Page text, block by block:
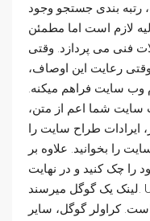
شده، رتبه بندی جستجو وجود
لازم است اما مطمئن
فنی می پردازد. وقتی
رعایت این اوصاف،
وب سایت فراهم میکنه.
شما اعم از متن،
ايرادات طراح سايت را
را بخوانید. علاوه بر
را چک کنید و در نهایت
لینک یک گوگل میرسند. URL شما می شود، ارتقا دهد در
کراولر گوگل، سایر